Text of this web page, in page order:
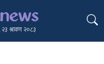
२३ श्रावण २०८३